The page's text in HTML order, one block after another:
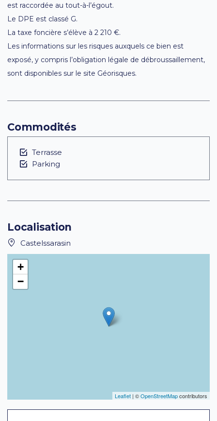
est raccordée au tout-à-l’égout.
Le DPE est classé G.
La taxe foncière s’élève à 2 210 €.
Les informations sur les risques auxquels ce bien est
exposé, y compris l’obligation légale de débroussaillement,
sont disponibles sur le site Géorisques.
Commodités
Terrasse
Parking
Localisation
Castelssarasin
+
−
Leaflet | ©OpenStreetMapcontributors